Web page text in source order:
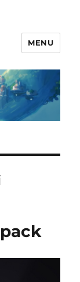
MENU